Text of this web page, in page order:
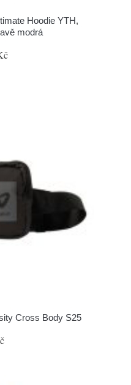
Hoodie YTH,
modrá
Cross Body S25